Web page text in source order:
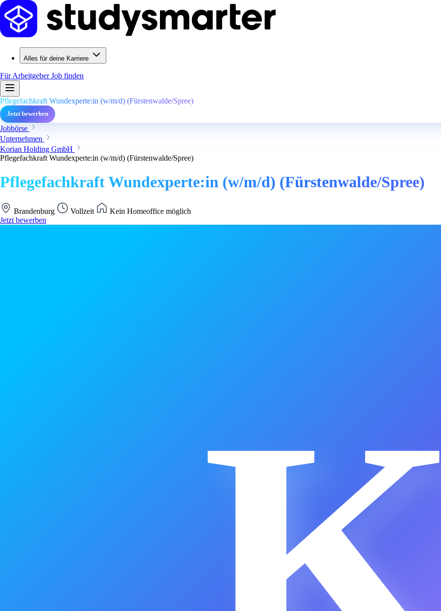
Alles für deine Karriere
Für ArbeitgeberJob finden
Pflegefachkraft Wundexperte:in (w/m/d) (Fürstenwalde/Spree)
Jetzt bewerben
Jobbörse
Unternehmen
Korian Holding GmbH
Pflegefachkraft Wundexperte:in (w/m/d) (Fürstenwalde/Spree)
Pflegefachkraft Wundexperte:in (w/m/d) (Fürstenwalde/Spree)
Brandenburg Vollzeit
Kein Homeoffice möglich
Jetzt bewerben